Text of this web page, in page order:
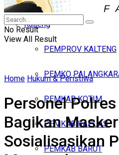
Iklan
Jumat, Agustus 7, 2026
Kalteng
PEMPROV KALTENG
PEMKO
PEMKAB KOTIM
PEMKAB KAPUAS
PEMKAB BARUT
No Result
View All Result
Home Hukum & Peristiwa
Personel
Bagikan
Sosialisasikan